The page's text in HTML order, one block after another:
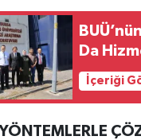
Da
İçeriği